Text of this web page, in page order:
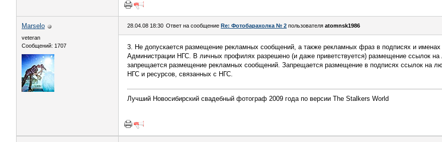
Marselo
veteran
Сообщений: 1707
28.04.08 18:30 Ответ на сообщение Re: Фотобарахолка № 2 пользователя atomnsk1986
3. Не допускается размещение рекламных сообщений, а также рекламных фраз в подписях и именах
Администрации НГС. В личных профилях разрешено (и даже приветствуется) размещение ссылок на
запрещается размещение рекламных сообщений. Запрещается размещение в подписях ссылок на
НГС и ресурсов, связанных с НГС.
Лучший Новосибирский свадебный фотограф 2009 года по версии The Stalkers World